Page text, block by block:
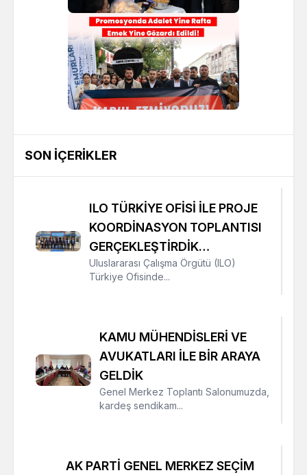
SON İÇERIKLER
ILO TÜRKİYE OFİSİ İLE PROJE
KOORDİNASYON TOPLANTISI
GERÇEKLEŞTİRDİK…
Uluslararası Çalışma Örgütü (ILO)
Türkiye Ofisinde...
KAMU MÜHENDİSLERİ VE
AVUKATLARI İLE BİR ARAYA
GELDİK
Genel Merkez Toplantı Salonumuzda,
kardeş sendikam...
AK PARTİ GENEL MERKEZ SEÇİM